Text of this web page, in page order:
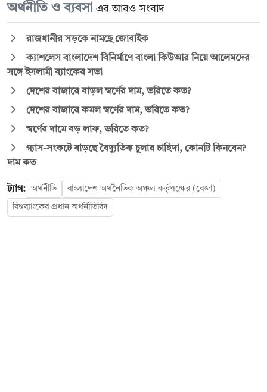
অর্থনীতি ও ব্যবসা এর আরও সংবাদ
রাজধানীর সড়কে নামছে জোবাইক
ক্যাশলেস বাংলাদেশ বিনির্মাণে বাংলা কিউআর নিয়ে আলেমদের
সঙ্গে ইসলামী ব্যাংকের সভা
দেশের বাজারে বাড়ল স্বর্ণের দাম, ভরিতে কত?
দেশের বাজারে কমল স্বর্ণের দাম, ভরিতে কত?
স্বর্ণের দামে বড় লাফ, ভরিতে কত?
গ্যাস-সংকটে বাড়ছে বৈদ্যুতিক চুলার চাহিদা, কোনটি কিনবেন?
দাম কত
ট্যাগ: অর্থনীতি বাংলাদেশ অর্থনৈতিক অঞ্চল কর্তৃপক্ষের (বেজা)
বিশ্বব্যাংকের প্রধান অর্থনীতিবিদ